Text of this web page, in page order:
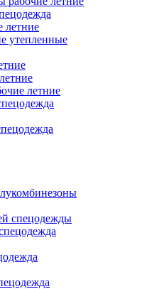
летние
утепленные
летние
спецодежды